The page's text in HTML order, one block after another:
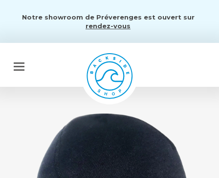
Notre showroom de Préverenges est ouvert sur
rendez-vous